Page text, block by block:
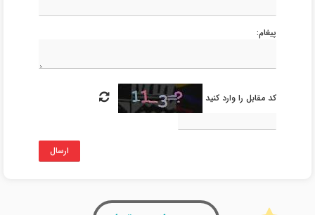
پیغام:
کد مقابل را وارد کنید
ارسال